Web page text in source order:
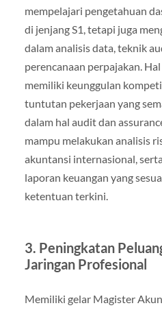
mempelajari pengetahuan
di jenjang S1, tetapi juga
dalam analisis data, teknik
perencanaan perpajakan.
memiliki keunggulan
tuntutan pekerjaan yang
dalam hal audit dan
mampu melakukan analisis
akuntansi internasional,
laporan keuangan yang
ketentuan terkini.
3. Peningkatan
Jaringan Profesional
Memiliki gelar Magister